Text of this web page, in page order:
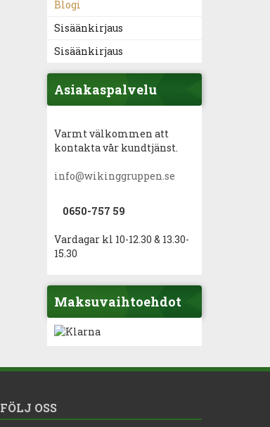
Blogi
Sisäänkirjaus
Sisäänkirjaus
Asiakaspalvelu
Varmt välkommen att
kontakta vår kundtjänst.
info@wikinggruppen.se
0650-757 59
Vardagar kl 10-12.30 & 13.30-
15.30
Maksuvaihtoehdot
FÖLJ OSS